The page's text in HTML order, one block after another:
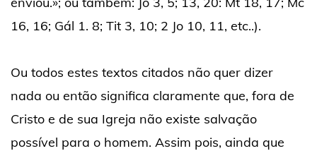
16, 16; Gál 1. 8; Tit 3, 10; 2 Jo 10, 11, etc..).
Ou todos estes textos citados não quer dizer
nada ou então significa claramente que, fora de
Cristo e de sua Igreja não existe salvação
possível para o homem. Assim pois, ainda que